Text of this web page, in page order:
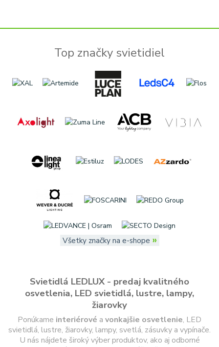
Top značky svietidiel
Všetky značky na e-shope »
Svietidlá LEDLUX - predaj kvalitného
osvetlenia, LED svietidlá, lustre, lampy,
žiarovky
Ponúkame interiérové a vonkajšie osvetlenie, LED
svietidlá, lustre, žiarovky, lampy, svetlá, zásuvky a vypínače.
U nás nájdete široký výber produktov, ako aj odborné